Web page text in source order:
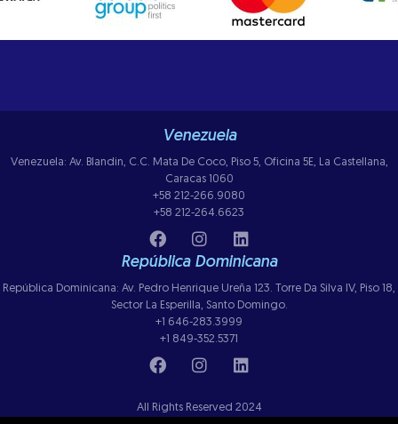
Venezuela
Venezuela: Av. Blandin, C.C. Mata De Coco, Piso 5, Oficina 5E, La Castellana,
Caracas 1060
+58 212-266.9080
+58 212-264.6623
República Dominicana
República Dominicana: Av. Pedro Henrique Ureña 123. Torre Da Silva IV, Piso 18,
Sector La Esperilla, Santo Domingo.
+1 646-283.3999
+1 849-352.5371
All Rights Reserved 2024